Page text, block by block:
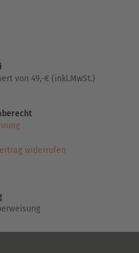
von 49,-€ (inkl.MwSt.)
widerrufen